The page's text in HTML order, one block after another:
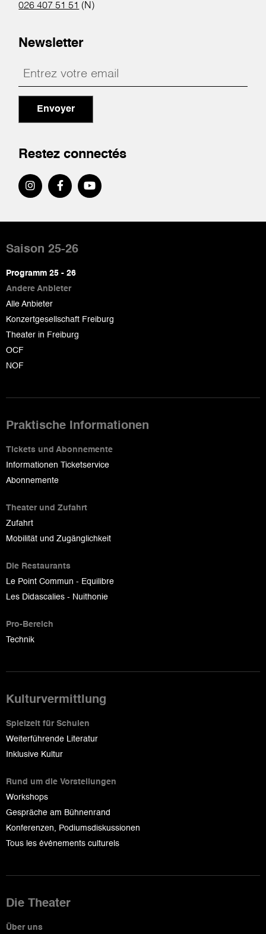
026 407 51 51 (N)
Newsletter
Envoyer
Restez connectés
de
page
Saison 25-26
Programm 25 - 26
Andere Anbieter
Alle Anbieter
Konzertgesellschaft Freiburg
Theater in Freiburg
OCF
NOF
Praktische Informationen
Tickets und Abonnemente
Informationen Ticketservice
Abonnemente
Theater und Zufahrt
Zufahrt
Mobilität und Zugänglichkeit
Die Restaurants
Le Point Commun - Equilibre
Les Didascalies - Nuithonie
Pro-Bereich
Technik
Kulturvermittlung
Spielzeit für Schulen
Weiterführende Literatur
Inklusive Kultur
Rund um die Vorstellungen
Workshops
Gespräche am Bühnenrand
Konferenzen, Podiumsdiskussionen
Tous les événements culturels
Die Theater
Über uns